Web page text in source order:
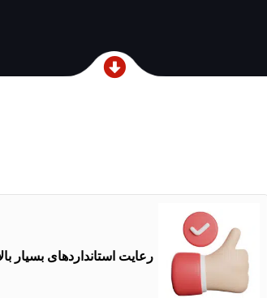
رعایت استانداردهای بسیار